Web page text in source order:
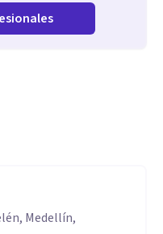
Medellín,